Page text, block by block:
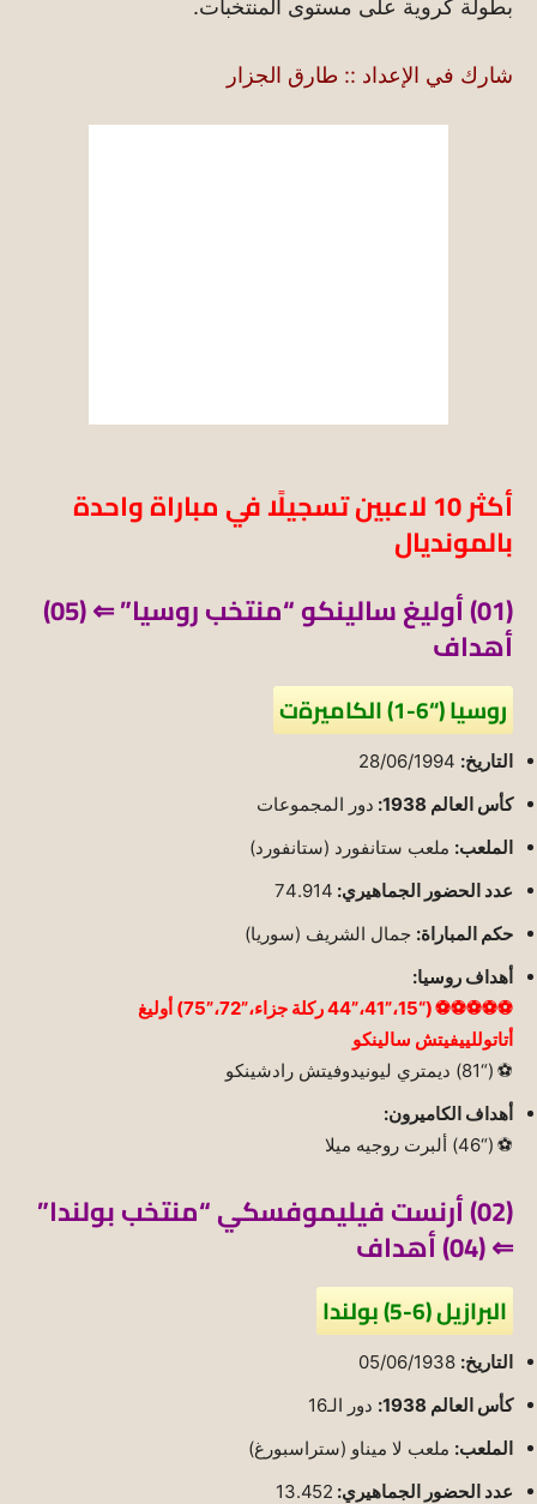
بطولة كروية على مستوى المنتخبات.
شارك في الإعداد :: طارق الجزار
أكثر 10 لاعبين تسجيلًا في مباراة واحدة
بالمونديال
(01) أوليغ سالينكو “منتخب روسيا” ⇐ (05)
أهداف
روسيا (“6-1) الكاميرةت
التاريخ:
كأس العالم 1938:
دور المجموعات
الملعب: ملعب ستانفورد (ستانفورد)
عدد الحضور الجماهيري: 74.914
حكم المباراة: جمال الشريف (سوريا)
أهداف روسيا:
⚽⚽⚽⚽⚽ (“15،”41،”44 ركلة جزاء،”72،”75) أوليغ
أتاتوللييفيتش سالينكو
⚽ (“81) ديمتري ليونيدوفيتش رادشينكو
أهداف الكاميرون:
⚽ (“46) ألبرت روجيه ميلا
(02) أرنست فيليموفسكي “منتخب بولندا”
⇐ (04) أهداف
البرازيل (6-5) بولندا
التاريخ:
كأس العالم 1938:
دور الـ16
الملعب: ملعب لا ميناو (ستراسبورغ)
عدد الحضور الجماهيري: 13.452